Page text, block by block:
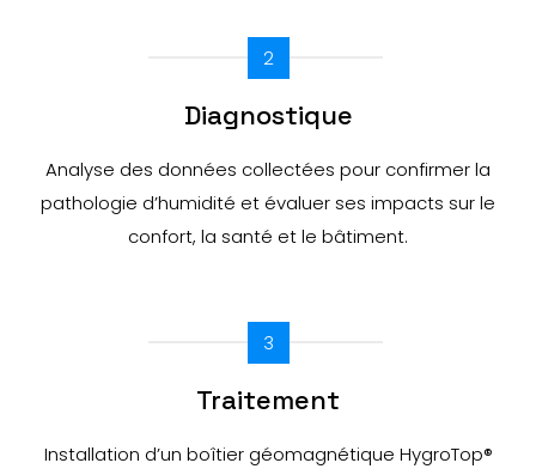
2
Diagnostique
Analyse des données collectées pour confirmer la
pathologie d’humidité et évaluer ses impacts sur le
confort, la santé et le bâtiment.
3
Traitement
Installation d’un boîtier géomagnétique HygroTop®